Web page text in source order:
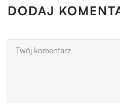
DODAJ